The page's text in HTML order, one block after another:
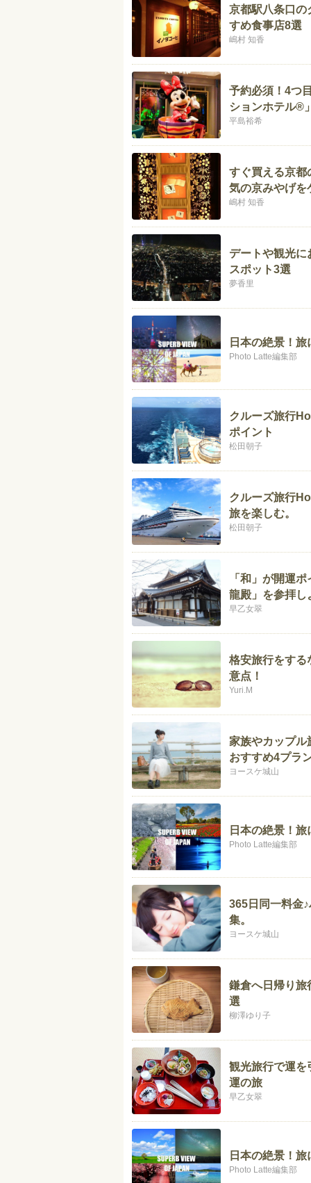
京都駅八条口の
すめ食事店8選
嶋村 知香
予約必須！4つ
ションホテル®
平島裕希
すぐ買える京都
気の京みやげを
嶋村 知香
デートや観光に
スポット3選
夢香里
日本の絶景！
Photo Latte編集部
クルーズ旅行
ポイント
松田朝子
クルーズ旅行
旅を楽しむ。
松田朝子
「和」が開運
龍殿」を参拝し
早乙女翠
格安旅行をする
意点！
Yuri.M
家族やカップル
おすすめ4プラ
ヨースケ城山
日本の絶景！
Photo Latte編集部
365日同一料金
集。
ヨースケ城山
鎌倉へ日帰り旅
選
柳澤ゆり子
観光旅行で運を
運の旅
早乙女翠
日本の絶景！
Photo Latte編集部